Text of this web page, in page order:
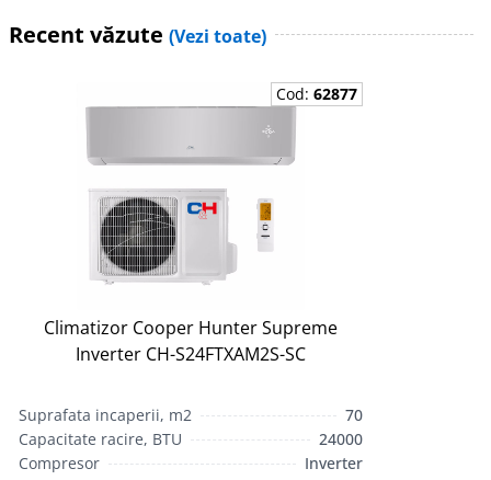
Recent văzute (Vezi toate)
Cod:62877
Climatizor Сooper Hunter Supreme
Inverter CH-S24FTXAM2S-SC
Suprafata incaperii, m2
70
Capacitate racire, BTU
24000
Compresor
Inverter